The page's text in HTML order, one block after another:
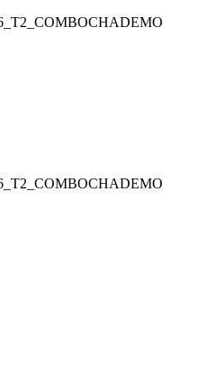
CHADEMO
CHADEMO